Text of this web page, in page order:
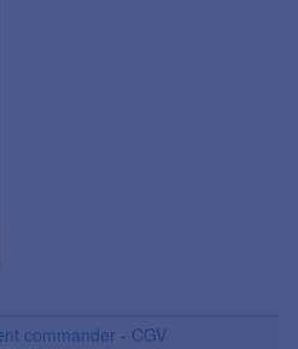
commander - CGV